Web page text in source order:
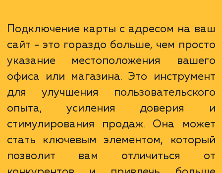
приведет к увеличению доверия,
конверсии и большему объему продаж.
Подключение карты с адресом на
сайт - это гораздо больше, чем
указание местоположения
офиса или магазина. Это